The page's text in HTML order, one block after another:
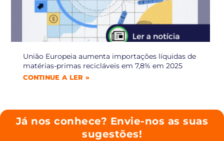
União Europeia aumenta importações líquidas de
matérias-primas recicláveis em 7,8% em 2025
CONTINUE A LER »
Já nos conhece? Envie-nos as suas
sugestões!